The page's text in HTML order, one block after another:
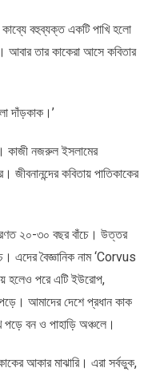
কাব্যে বহুব্যক্ত একটি পাখি হলো
আবার তার কাকেরা আসে কবিতার
দাঁড়কাক।’
কাজী নজরুল ইসলামের
কবিতায় পাতিকাকের
২০-৩০ বছর বাঁচে। উত্তর
এদের বৈজ্ঞানিক নাম ‘Corvus
হলেও পরে এটি ইউরোপ,
আমাদের দেশে প্রধান কাক
বন ও পাহাড়ি অঞ্চলে।
আকার মাঝারি। এরা সর্বভুক,